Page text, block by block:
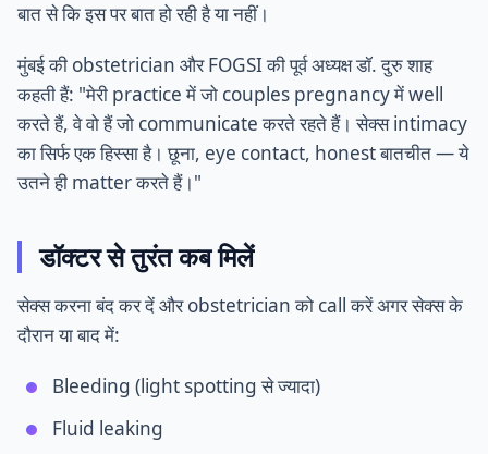
बात से कि इस पर बात हो रही है या नहीं।
मुंबई की obstetrician और FOGSI की पूर्व अध्यक्ष डॉ. दुरु शाह
कहती हैं: "मेरी practice में जो couples pregnancy में well
करते हैं, वे वो हैं जो communicate करते रहते हैं। सेक्स intimacy
का सिर्फ एक हिस्सा है। छूना, eye contact, honest बातचीत — ये
उतने ही matter करते हैं।"
डॉक्टर से तुरंत कब मिलें
सेक्स करना बंद कर दें और obstetrician को call करें अगर सेक्स के
दौरान या बाद में:
Bleeding (light spotting से ज्यादा)
Fluid leaking